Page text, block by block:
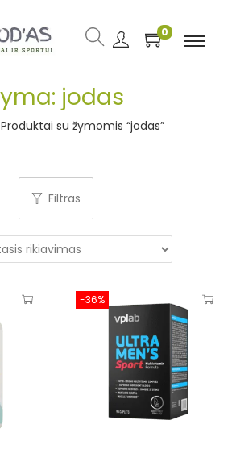
0
jodas
Produktai su žymomis “jodas”
Filtras
-36%